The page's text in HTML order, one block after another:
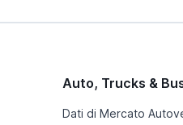
Auto, Trucks &
Dati di Mercato